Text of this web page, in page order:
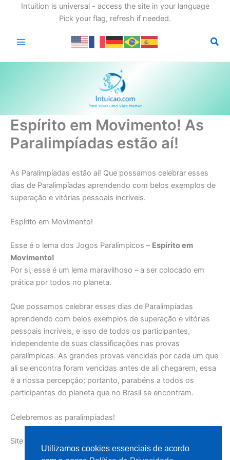
Intuition is universal - access the site in your language
Pick your flag, refresh if needed.
Espírito em Movimento! As
Paralimpíadas estão aí!
As Paralimpíadas estão aí! Que possamos celebrar esses
dias de Paralimpíadas aprendendo com belos exemplos de
superação e vitórias pessoais incríveis.
Espírito em Movimento!
Esse é o lema dos Jogos Paralímpicos – Espírito em
Movimento!
Por si, esse é um lema maravilhoso – a ser colocado em
prática por todos no planeta.
Que possamos celebrar esses dias de Paralimpíadas
aprendendo com belos exemplos de superação e vitórias
pessoais incríveis, e isso de todos os participantes,
independente de suas classificações nas provas
paralímpicas. As grandes provas vencidas por cada um que
ali se encontra foram vencidas antes de ali chegarem, essa
é a nossa percepção; portanto, parabéns a todos os
participantes do planeta que no Brasil se encontram.
Celebremos as paralimpíadas!
Site INTUICAO.COM
Utilizamos cookies essenciais de acordo